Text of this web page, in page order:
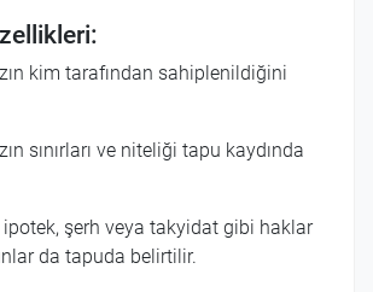
kim tarafından sahiplenildiğini
sınırları ve niteliği tapu kaydında
ipotek, şerh veya takyidat gibi haklar
da tapuda belirtilir.